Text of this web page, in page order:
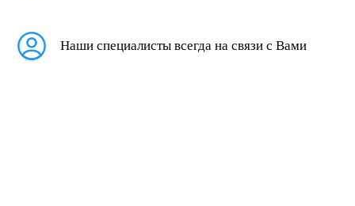
Наши специалисты всегда на связи с Вами